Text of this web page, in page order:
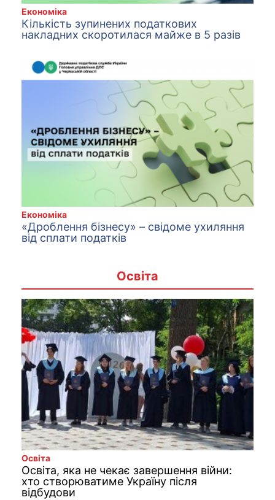
Економіка
Кількість зупинених податкових
накладних скоротилася майже в 5 разів
Економіка
«Дpoблeння бiзнeсy» – свiдoмe ухиляння
від сплати податків
Освіта
Освіта
Освіта, яка не чекає завершення війни:
хто створюватиме Україну після
відбудови